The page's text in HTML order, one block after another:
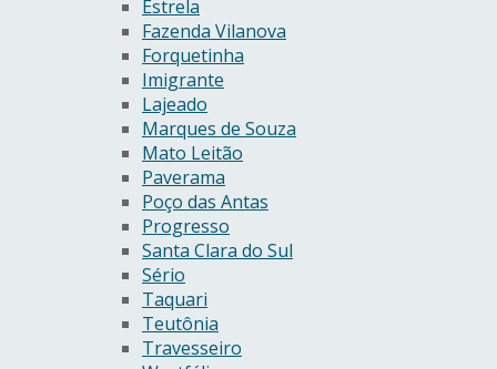
Estrela
Fazenda Vilanova
Forquetinha
Imigrante
Lajeado
Marques de Souza
Mato Leitão
Paverama
Poço das Antas
Progresso
Santa Clara do Sul
Sério
Taquari
Teutônia
Travesseiro